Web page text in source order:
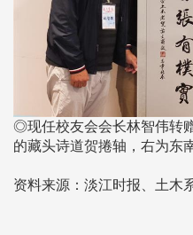
◎现任校友会会长林智伟转
的藏头诗道贺捲轴，右为
资料来源：淡江时报、土木